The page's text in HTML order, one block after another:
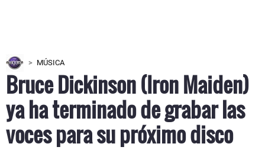
MÚSICA
Bruce Dickinson (Iron Maiden)
ya ha terminado de grabar las
voces para su próximo disco